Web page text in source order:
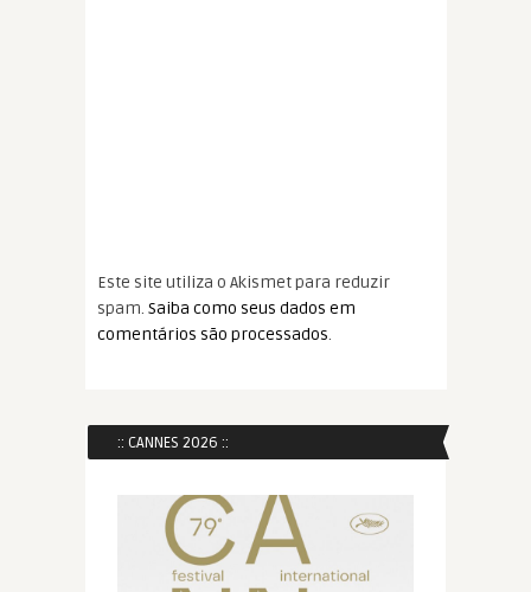
Este site utiliza o Akismet para reduzir
spam. Saiba como seus dados em
comentários são processados.
:: CANNES 2026 ::